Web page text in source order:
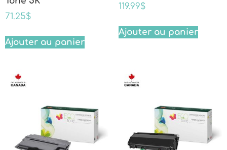
71.25$
Ajouter au panier
119.99$
Ajouter au panier